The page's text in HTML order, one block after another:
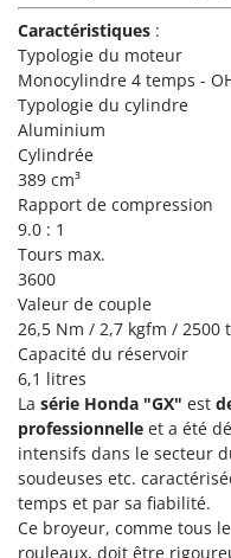
Caractéristiques :
Typologie du moteur
Monocylindre 4 temps -
Typologie du cylindre
Aluminium
Cylindrée
389 cm³
Rapport de compression
9.0 : 1
Tours max.
3600
Valeur de couple
26,5 Nm / 2,7 kgfm / 2500
Capacité du réservoir
6,1 litres
La série Honda "GX" est
professionnelle et a été
intensifs dans le secteur
soudeuses etc.
temps et par sa fiabilité.
Ce broyeur, comme tous
rouleaux, doit être